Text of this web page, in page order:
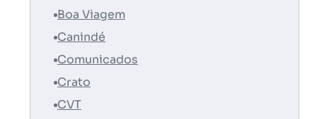
Boa Viagem
Canindé
Comunicados
Crato
CVT